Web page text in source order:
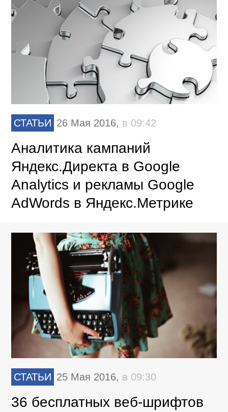
СТАТЬИ 26 Мая 2016, в 09:42
Аналитика кампаний
Яндекс.Директа в Google
Analytics и рекламы Google
AdWords в Яндекс.Метрике
СТАТЬИ 25 Мая 2016, в 09:30
36 бесплатных веб-шрифтов